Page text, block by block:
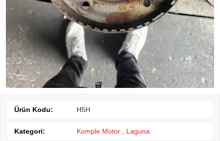
Ürün Kodu: H5H
Kategori: Komple Motor Laguna